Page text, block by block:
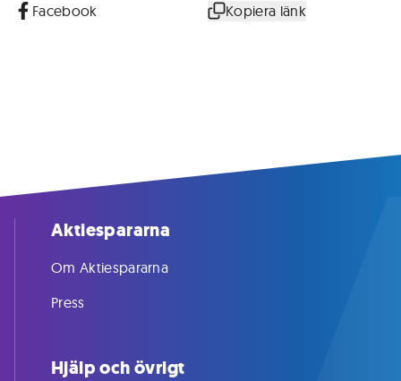
Facebook Kopiera länk
Aktiespararna
Om Aktiespararna
Press
Hjälp och övrigt